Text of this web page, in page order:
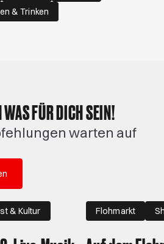
& Trinken
FÜR DICH SEIN!
warten auf
& Kultur Flohmarkt